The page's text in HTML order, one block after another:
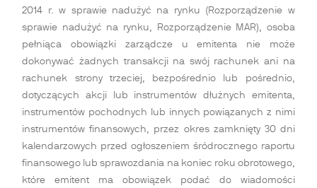
2014 r. w sprawie nadużyć na rynku (Rozporządzenie w
sprawie nadużyć na rynku, Rozporządzenie MAR), osoba
pełniąca obowiązki zarządcze u emitenta nie może
dokonywać żadnych transakcji na swój rachunek ani na
rachunek strony trzeciej, bezpośrednio lub pośrednio,
dotyczących akcji lub instrumentów dłużnych emitenta,
instrumentów pochodnych lub innych powiązanych z nimi
instrumentów finansowych, przez okres zamknięty 30 dni
kalendarzowych przed ogłoszeniem śródrocznego raportu
finansowego lub sprawozdania na koniec roku obrotowego,
które emitent ma obowiązek podać do wiadomości